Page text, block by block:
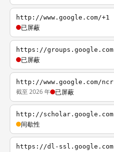
http://www.google.com/+1
已屏蔽
https://groups.google.com
已屏蔽
http://www.google.com/ncr
截至 2026 年 已屏蔽
http://scholar.google.com
间歇性
https://dl-ssl.google.com